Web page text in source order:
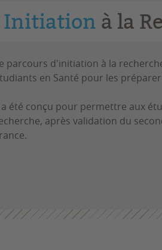
Initiation à la
parcours d'initiation à la
en Santé pour les
a été conçu pour permettre aux
après validation du